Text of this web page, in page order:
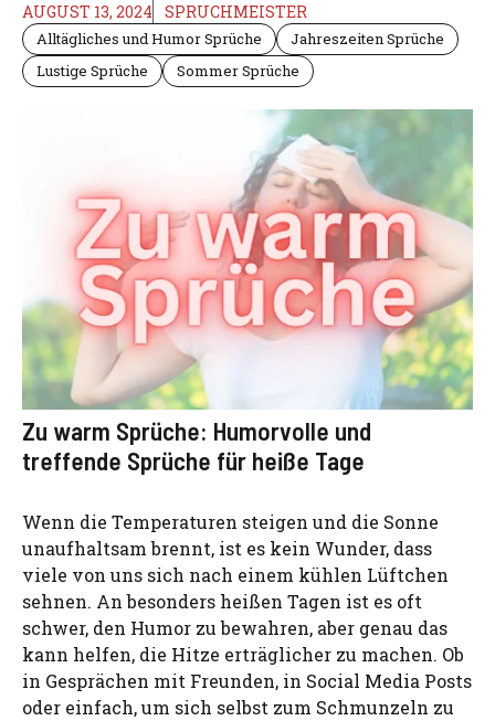
AUGUST 13, 2024 SPRUCHMEISTER
Alltägliches und Humor Sprüche
Jahreszeiten Sprüche
Lustige Sprüche
Sommer Sprüche
Zu warm Sprüche: Humorvolle und
treffende Sprüche für heiße Tage
Wenn die Temperaturen steigen und die Sonne
unaufhaltsam brennt, ist es kein Wunder, dass
viele von uns sich nach einem kühlen Lüftchen
sehnen. An besonders heißen Tagen ist es oft
schwer, den Humor zu bewahren, aber genau das
kann helfen, die Hitze erträglicher zu machen. Ob
in Gesprächen mit Freunden, in Social Media Posts
oder einfach, um sich selbst zum Schmunzeln zu